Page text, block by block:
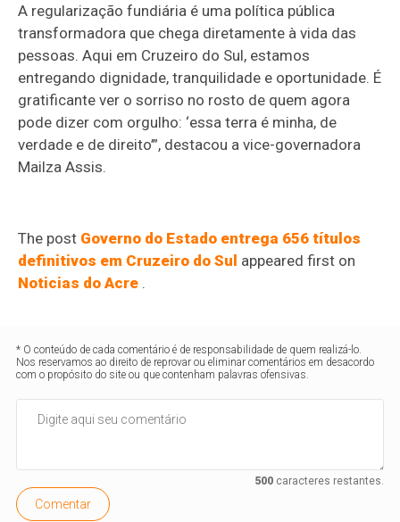
A regularização fundiária é uma política pública
transformadora que chega diretamente à vida das
pessoas. Aqui em Cruzeiro do Sul, estamos
entregando dignidade, tranquilidade e oportunidade. É
gratificante ver o sorriso no rosto de quem agora
pode dizer com orgulho: ‘essa terra é minha, de
verdade e de direito’”, destacou a vice-governadora
Mailza Assis.
The post Governo do Estado entrega 656 títulos
definitivos em Cruzeiro do Sul appeared first on
Noticias do Acre .
* O conteúdo de cada comentário é de responsabilidade de quem realizá-lo.
Nos reservamos ao direito de reprovar ou eliminar comentários em desacordo
com o propósito do site ou que contenham palavras ofensivas.
500caracteres restantes.
Comentar